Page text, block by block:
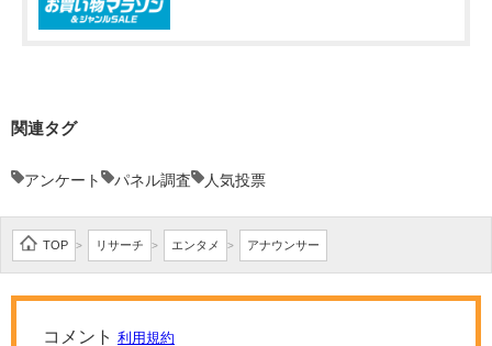
関連タグ
アンケート パネル調査 人気投票
TOP > リサーチ > エンタメ > アナウンサー